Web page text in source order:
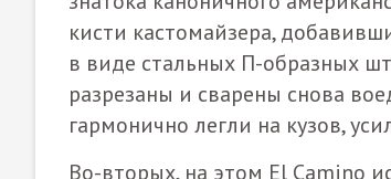
кисти кастомайзера,
в виде стальных П-образных
разрезаны и сварены снова
гармонично легли на кузов,
Во-вторых, на этом El Camino